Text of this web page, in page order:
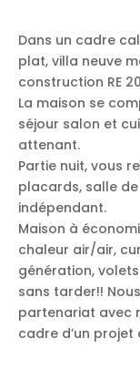
Dans un cadre
plat, villa neuve
construction RE
La maison se
séjour salon et
attenant.
Partie nuit, vous
placards, salle
indépendant.
Maison à
chaleur air/air,
génération,
sans tarder!!
partenariat avec
cadre d’un projet